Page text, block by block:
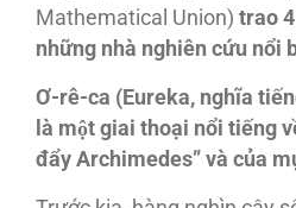
Mathematical Union) trao
những nhà nghiên cứu nổi
Ơ-rê-ca (Eureka, nghĩa tiê
la ̀ một giai thoại nổi tiếng v
đẩy Archimedes” và của m